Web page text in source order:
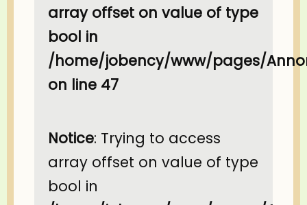
array offset on value of type
bool in
/home/jobency/www/pages/
on line 47
Notice: Trying to access
array offset on value of type
bool in